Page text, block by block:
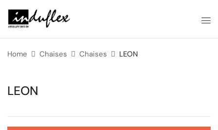
Home Chaises Chaises LEON
LEON